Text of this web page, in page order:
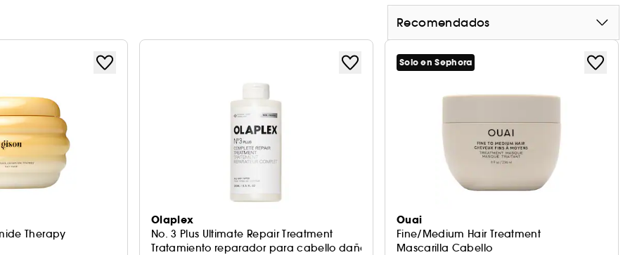
Recomendados
Therapy
Olaplex
No. 3 Plus Ultimate Repair Treatment
Tratamiento reparador para cabello dañado
Solo en Sephora
Ouai
Fine/Medium Hair Treatment
Mascarilla Cabello